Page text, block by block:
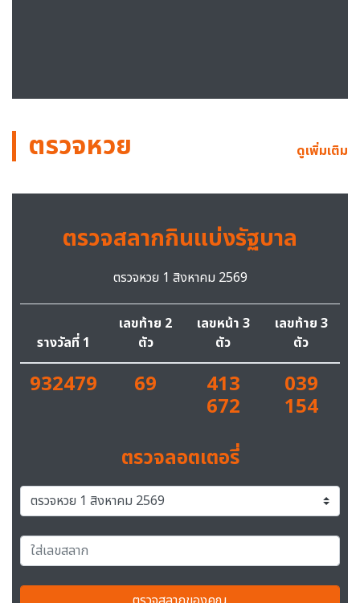
ตรวจหวย ดูเพิ่มเติม
ตรวจสลากกินแบ่งรัฐบาล
ตรวจหวย 1 สิงหาคม 2569
รางวัลที่ 1
เลขท้าย 2
ตัว
เลขหน้า 3
ตัว
เลขท้าย 3
ตัว
932479 69 413
672
039
154
ตรวจลอตเตอรี่